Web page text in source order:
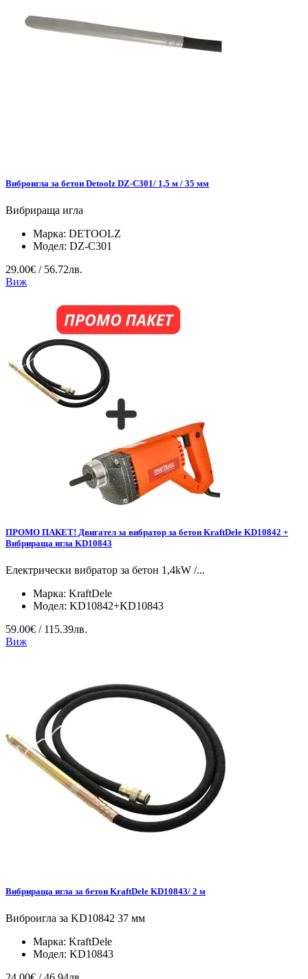
Виброигла за бетон Detoolz DZ-C301/ 1,5 м / 35 мм
Вибрираща игла
Марка: DETOOLZ
Модел: DZ-C301
29.00€ / 56.72лв.
Виж
ПРОМО ПАКЕТ! Двигател за вибратор за бетон KraftDele KD10842 +
Вибрираща игла KD10843
Електрически вибратор за бетон 1,4kW /...
Марка: KraftDele
Модел: KD10842+KD10843
59.00€ / 115.39лв.
Виж
Вибрираща игла за бетон KraftDele KD10843/ 2 м
Виброигла за KD10842 37 мм
Марка: KraftDele
Модел: KD10843